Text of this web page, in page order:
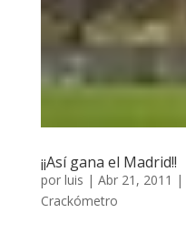
¡¡Así gana el Madrid!!
por luis | Abr 21, 2011 |
Crackómetro